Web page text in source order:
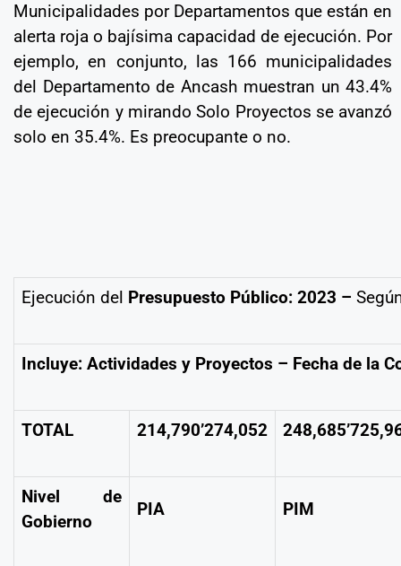
Municipalidades por Departamentos que están en
alerta roja o bajísima capacidad de ejecución. Por
ejemplo, en conjunto, las 166 municipalidades
del Departamento de Ancash muestran un 43.4%
de ejecución y mirando Solo Proyectos se avanzó
solo en 35.4%. Es preocupante o no.
Ejecución del Presupuesto Público: 2023 –
Incluye: Actividades y Proyectos – Fecha de la
TOTAL 214,790’274,052
Nivel de
Gobierno
PIA PIM